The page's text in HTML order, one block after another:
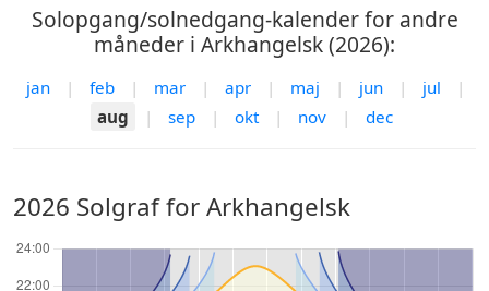
Solopgang/solnedgang-kalender for andre
måneder i Arkhangelsk (2026):
jan | feb | mar | apr | maj | jun | jul
|
aug
| sep | okt | nov | dec
2026 Solgraf for Arkhangelsk